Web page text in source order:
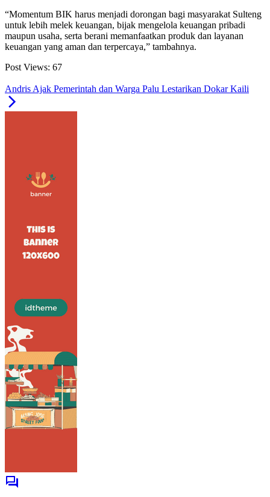
“Momentum BIK harus menjadi dorongan bagi masyarakat Sulteng
untuk lebih melek keuangan, bijak mengelola keuangan pribadi
maupun usaha, serta berani memanfaatkan produk dan layanan
keuangan yang aman dan terpercaya,” tambahnya.
Post Views: 67
Andris Ajak Pemerintah dan Warga Palu Lestarikan Dokar Kaili